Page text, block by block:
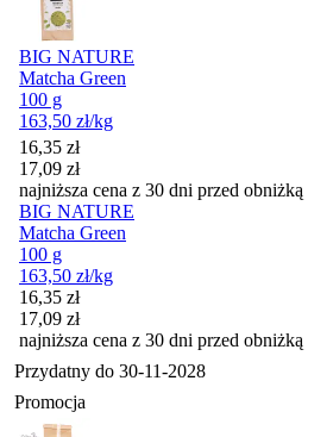
BIG NATURE
Matcha Green
100 g
163,50 zł/kg
Cena promocyjna
16,35 zł
17,09 zł
najniższa cena z 30 dni przed obniżką
BIG NATURE
Matcha Green
100 g
163,50 zł/kg
Cena promocyjna
16,35 zł
17,09 zł
najniższa cena z 30 dni przed obniżką
Przydatny do 30-11-2028
Promocja